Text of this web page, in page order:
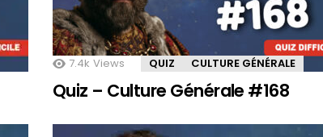
7.4k Views QUIZ CULTURE GÉNÉRALE
Quiz – Culture Générale #168